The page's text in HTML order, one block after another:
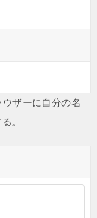
ザーに自分の名
。